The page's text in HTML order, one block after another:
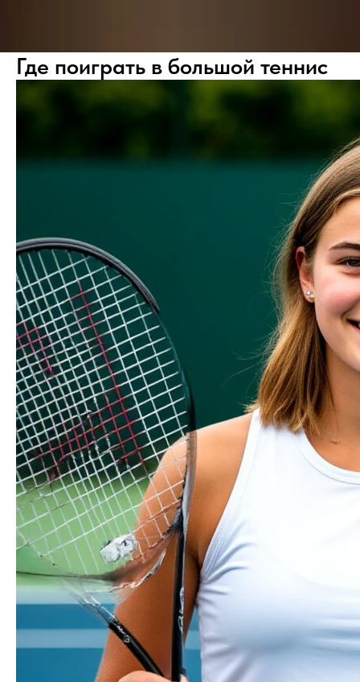
Где поиграть в большой теннис